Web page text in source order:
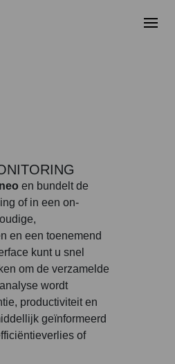
en bundelt de
of in een on-
en een toenemend
kunt u snel
om de verzamelde
wordt
productiviteit en
geïnformeerd
of